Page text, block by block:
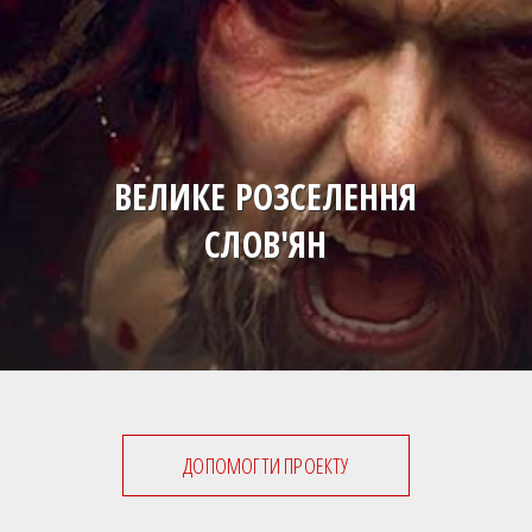
ВЕЛИКЕ РОЗСЕЛЕННЯ
СЛОВ'ЯН
ДОПОМОГТИ ПРОЕКТУ